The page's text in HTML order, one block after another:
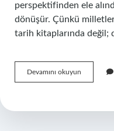
perspektifinden ele
dönüşür. Çünkü
tarih kitaplarında değil;
Devamını okuyun
Türk
?